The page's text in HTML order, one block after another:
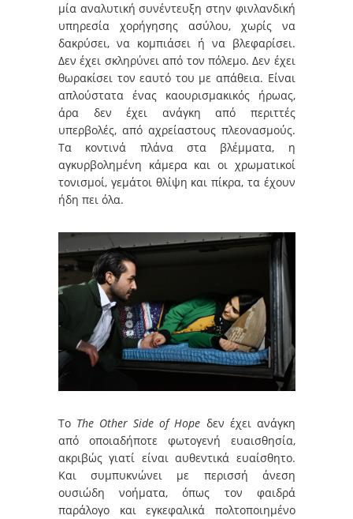
μία αναλυτική συνέντευξη στην φινλανδική
υπηρεσία χορήγησης ασύλου, χωρίς να
δακρύσει, να κομπιάσει ή να βλεφαρίσει.
Δεν έχει σκληρύνει από τον πόλεμο. Δεν έχει
θωρακίσει τον εαυτό του με απάθεια. Είναι
απλούστατα ένας καουρισμακικός ήρωας,
άρα δεν έχει ανάγκη από περιττές
υπερβολές, από αχρείαστους πλεονασμούς.
Τα κοντινά πλάνα στα βλέμματα, η
αγκυρβολημένη κάμερα και οι χρωματικοί
τονισμοί, γεμάτοι θλίψη και πίκρα, τα έχουν
ήδη πει όλα.
Το The Other Side of Hope δεν έχει ανάγκη
από οποιαδήποτε φωτογενή ευαισθησία,
ακριβώς γιατί είναι αυθεντικά ευαίσθητο.
Και συμπυκνώνει με περισσή άνεση
ουσιώδη νοήματα, όπως τον φαιδρά
παράλογο και εγκεφαλικά πολτοποιημένο